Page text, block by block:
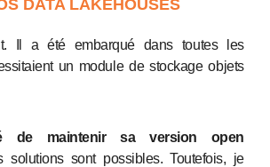
DATA LAKEHOUSES
un module de stockage objets
de maintenir sa version open
solutions sont possibles. Toutefois, je